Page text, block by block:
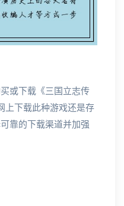
或下载《三国立志传
上下载此种游戏还是存
靠的下载渠道并加强